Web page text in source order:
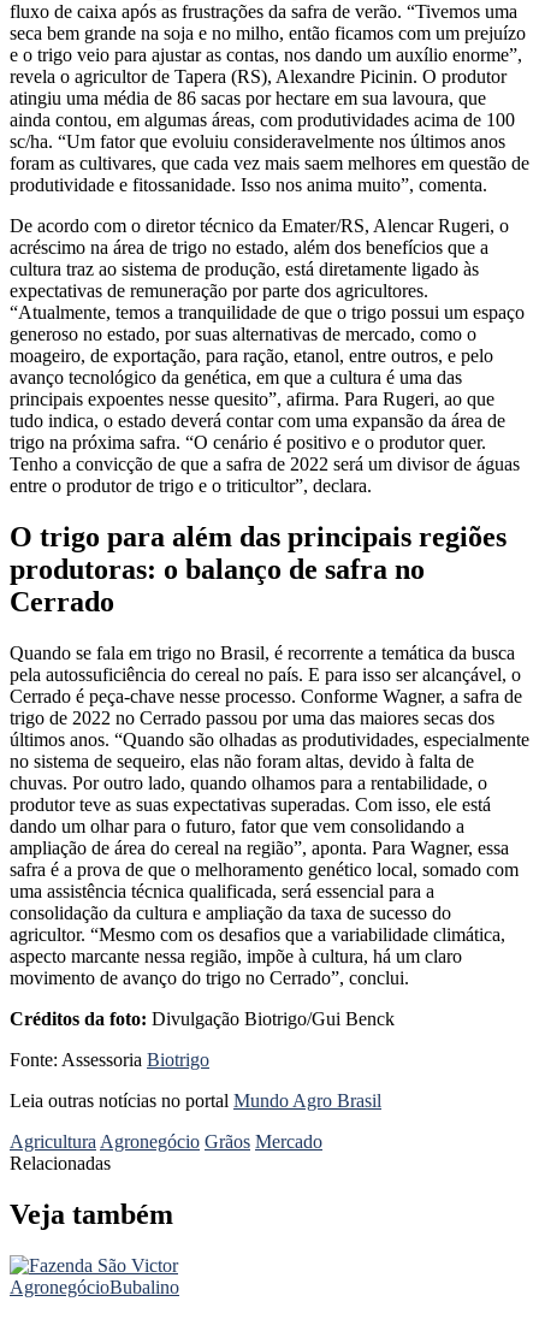
fluxo de caixa após as frustrações da safra de verão. “Tivemos uma
seca bem grande na soja e no milho, então ficamos com um prejuízo
e o trigo veio para ajustar as contas, nos dando um auxílio enorme”,
revela o agricultor de Tapera (RS), Alexandre Picinin. O produtor
atingiu uma média de 86 sacas por hectare em sua lavoura, que
ainda contou, em algumas áreas, com produtividades acima de 100
sc/ha. “Um fator que evoluiu consideravelmente nos últimos anos
foram as cultivares, que cada vez mais saem melhores em questão de
produtividade e fitossanidade. Isso nos anima muito”, comenta.
De acordo com o diretor técnico da Emater/RS, Alencar Rugeri, o
acréscimo na área de trigo no estado, além dos benefícios que a
cultura traz ao sistema de produção, está diretamente ligado às
expectativas de remuneração por parte dos agricultores.
“Atualmente, temos a tranquilidade de que o trigo possui um espaço
generoso no estado, por suas alternativas de mercado, como o
moageiro, de exportação, para ração, etanol, entre outros, e pelo
avanço tecnológico da genética, em que a cultura é uma das
principais expoentes nesse quesito”, afirma. Para Rugeri, ao que
tudo indica, o estado deverá contar com uma expansão da área de
trigo na próxima safra. “O cenário é positivo e o produtor quer.
Tenho a convicção de que a safra de 2022 será um divisor de águas
entre o produtor de trigo e o triticultor”, declara.
O trigo para além das principais regiões
produtoras: o balanço de safra no
Cerrado
Quando se fala em trigo no Brasil, é recorrente a temática da busca
pela autossuficiência do cereal no país. E para isso ser alcançável, o
Cerrado é peça-chave nesse processo. Conforme Wagner, a safra de
trigo de 2022 no Cerrado passou por uma das maiores secas dos
últimos anos. “Quando são olhadas as produtividades, especialmente
no sistema de sequeiro, elas não foram altas, devido à falta de
chuvas. Por outro lado, quando olhamos para a rentabilidade, o
produtor teve as suas expectativas superadas. Com isso, ele está
dando um olhar para o futuro, fator que vem consolidando a
ampliação de área do cereal na região”, aponta. Para Wagner, essa
safra é a prova de que o melhoramento genético local, somado com
uma assistência técnica qualificada, será essencial para a
consolidação da cultura e ampliação da taxa de sucesso do
agricultor. “Mesmo com os desafios que a variabilidade climática,
aspecto marcante nessa região, impõe à cultura, há um claro
movimento de avanço do trigo no Cerrado”, conclui.
Créditos da foto: Divulgação Biotrigo/Gui Benck
Fonte: Assessoria Biotrigo
Leia outras notícias no portal Mundo Agro Brasil
Agricultura Agronegócio Grãos Mercado
Relacionadas
Veja também
AgronegócioBubalino